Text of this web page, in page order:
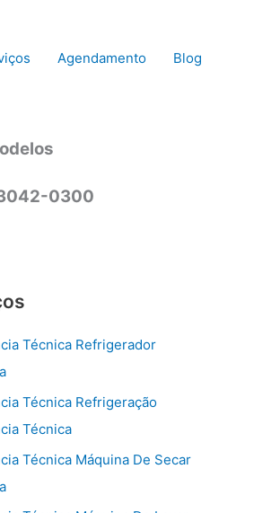
Agendamento Blog
3042-0300
Técnica Refrigerador
Técnica Refrigeração
Técnica
Técnica Máquina De Secar